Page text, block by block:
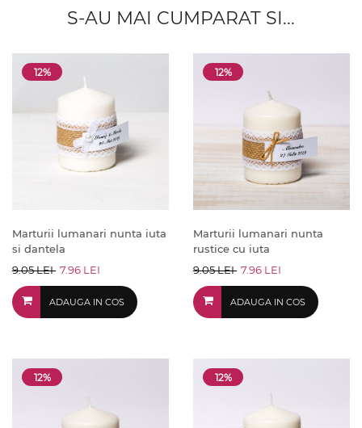
S-AU MAI CUMPARAT SI...
12%
Marturii lumanari nunta iuta
si dantela
9.05 LEI 7.96 LEI
ADAUGA IN COS
12%
Marturii lumanari nunta
rustice cu iuta
9.05 LEI 7.96 LEI
ADAUGA IN COS
12% 12%